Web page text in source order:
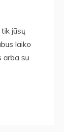
jūsų
laiko
arba su